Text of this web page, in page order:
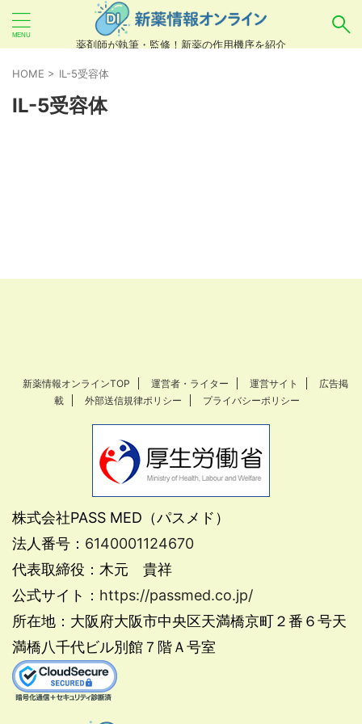
薬剤師が執筆・監修！新薬の作用機序を紹介
HOME > IL-5受容体
IL-5受容体
新薬情報オンラインTOP 運営者・ライター 運営サイト
広告掲
載
外部送信規律ポリシー プライバシーポリシー
株式会社PASS MED（パスメド）
法人番号： 6140001124670
代表取締役：木元 貴祥
公式サイト： https://passmed.co.jp/
所在地：大阪府大阪市中央区天満橋京町２番６号天
満橋八千代ビル別館７階Ａ号室